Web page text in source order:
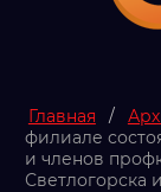
Главная /
филиале
и членов
Светлогорска